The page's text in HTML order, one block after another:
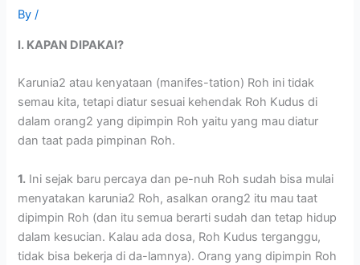
By/
I. KAPAN DIPAKAI?
Karunia2 atau kenyataan (manifes-tation) Roh ini tidak
semau kita, tetapi diatur sesuai kehendak Roh Kudus di
dalam orang2 yang dipimpin Roh yaitu yang mau diatur
dan taat pada pimpinan Roh.
1. Ini sejak baru percaya dan pe-nuh Roh sudah bisa mulai
menyatakan karunia2 Roh, asalkan orang2 itu mau taat
dipimpin Roh (dan itu semua berarti sudah dan tetap hidup
dalam kesucian. Kalau ada dosa, Roh Kudus terganggu,
tidak bisa bekerja di da-lamnya). Orang yang dipimpin Roh